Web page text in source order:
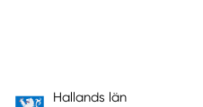
Hallands län